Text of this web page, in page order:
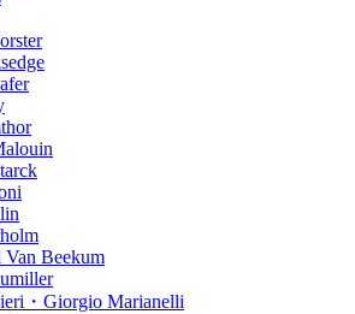
Van Beekum
・Giorgio Marianelli